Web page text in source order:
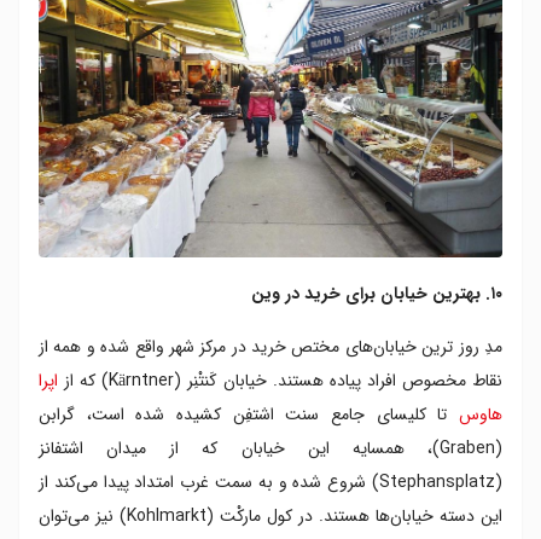
۱۰. بهترین خیابان برای خرید در وین
مدِ روز ترین خیابان‌های مختص خرید در مرکز شهر واقع شده و همه از
نقاط مخصوص افراد پیاده هستند. خیابان کَنتْنِر (Kärntner) که از
اپرا
هاوس تا کلیسای جامع سنت اشتفِن کشیده شده است، گرابن
(Graben)، همسایه این خیابان که از میدان اشتفانز
(Stephansplatz) شروع شده و به سمت غرب امتداد پیدا می‌کند از
این دسته خیابان‌ها هستند. در کول مارکْت (Kohlmarkt) نیز می‌توان